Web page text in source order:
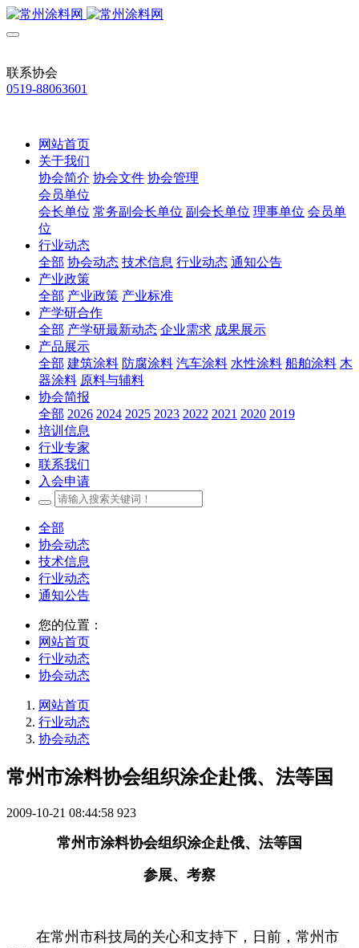
联系协会
0519-88063601
网站首页
关于我们
协会简介 协会文件 协会管理
会员单位
会长单位 常务副会长单位 副会长单位 理事单位 会员单
位
行业动态
全部 协会动态 技术信息 行业动态 通知公告
产业政策
全部 产业政策 产业标准
产学研合作
全部 产学研最新动态 企业需求 成果展示
产品展示
全部 建筑涂料 防腐涂料 汽车涂料 水性涂料 船舶涂料 木
器涂料 原料与辅料
协会简报
全部 2026 2024 2025 2023 2022 2021 2020 2019
培训信息
行业专家
联系我们
入会申请
全部
协会动态
技术信息
行业动态
通知公告
您的位置：
网站首页
行业动态
协会动态
网站首页
行业动态
协会动态
常州市涂料协会组织涂企赴俄、法等国
2009-10-21 08:44:58 923
常州市涂料协会组织涂企赴俄、法等国
参展、考察
在常州市科技局的关心和支持下，日前，常州市